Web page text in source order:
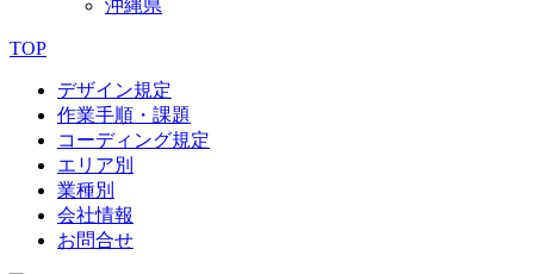
沖縄県
TOP
デザイン規定
作業手順・課題
コーディング規定
エリア別
業種別
会社情報
お問合せ